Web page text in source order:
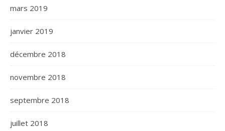
mars 2019
janvier 2019
décembre 2018
novembre 2018
septembre 2018
juillet 2018